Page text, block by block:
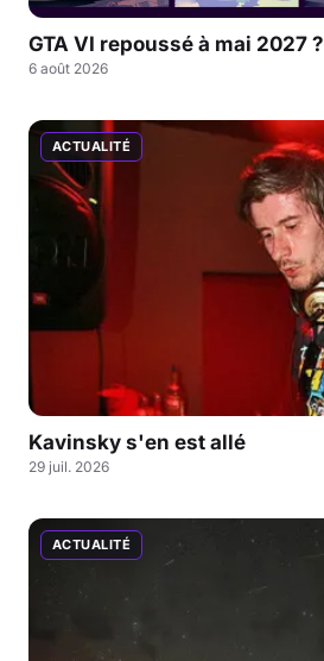
GTA VI repoussé à mai 2027 ?
6 août 2026
ACTUALITÉ
Kavinsky s'en est allé
29 juil. 2026
ACTUALITÉ